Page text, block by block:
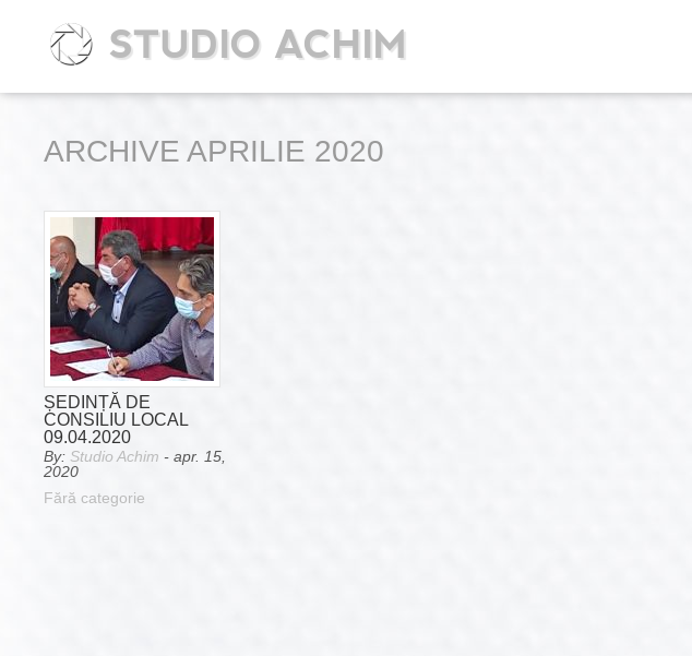
STUDIO ACHIM
ARCHIVE APRILIE 2020
ȘEDINȚĂ DE
CONSILIU LOCAL
09.04.2020
By: Studio Achim - apr. 15,
2020
Fără categorie